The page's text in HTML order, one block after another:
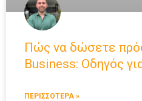
Πώς να δώσετε
Business: Οδηγός
ΠΕΡΙΣΣΟΤΕΡΑ »